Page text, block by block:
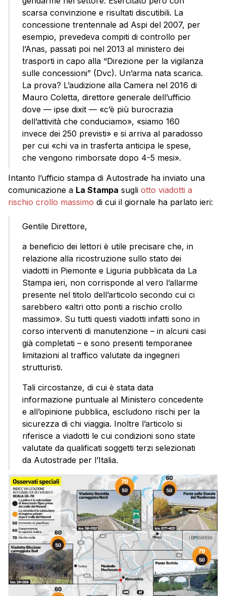
scarsa convinzione e risultati discutibili. La
concessione trentennale ad Aspi del 2007, per
esempio, prevedeva compiti di controllo per
l’Anas, passati poi nel 2013 al ministero dei
trasporti in capo alla “Direzione per la vigilanza
sulle concessioni” (Dvc). Un’arma nata scarica.
La prova? L’audizione alla Camera nel 2016 di
Mauro Coletta, direttore generale dell’ufficio
dove — ipse dixit — «c’è più burocrazia
dell’attività che conduciamo», «siamo 160
invece dei 250 previsti» e si arriva al paradosso
per cui «chi va in trasferta anticipa le spese,
che vengono rimborsate dopo 4-5 mesi».
Intanto l’ufficio stampa di Autostrade ha inviato una
comunicazione a La Stampa sugli otto viadotti a
rischio crollo massimo di cui il giornale ha parlato ieri:
Gentile Direttore,
a beneficio dei lettori è utile precisare che, in
relazione alla ricostruzione sullo stato dei
viadotti in Piemonte e Liguria pubblicata da La
Stampa ieri, non corrisponde al vero l’allarme
presente nel titolo dell’articolo secondo cui ci
sarebbero «altri otto ponti a rischio crollo
massimo». Su tutti questi viadotti infatti sono in
corso interventi di manutenzione – in alcuni casi
già completati – e sono presenti temporanee
limitazioni al traffico valutate da ingegneri
strutturisti.
Tali circostanze, di cui è stata data
informazione puntuale al Ministero concedente
e all’opinione pubblica, escludono rischi per la
sicurezza di chi viaggia. Inoltre l’articolo si
riferisce a viadotti le cui condizioni sono state
valutate da qualificati soggetti terzi selezionati
da Autostrade per l’Italia.